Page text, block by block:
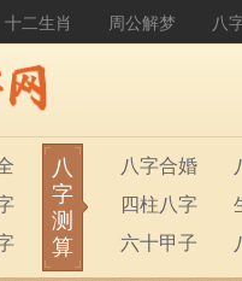
十二生肖 周公解梦 八
八
字
测
算
八字合婚
四柱八字
六十甲子